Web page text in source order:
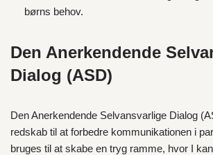
børns behov.
Den Anerkendende
Dialog (ASD)
Den Anerkendende Selvansvarlige Dialog
redskab til at forbedre kommunikationen i
bruges til at skabe en tryg ramme, hvor I